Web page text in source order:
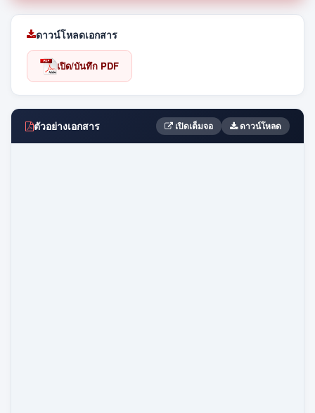
ดาวน์โหลดเอกสาร
เปิด/บันทึก PDF
ตัวอย่างเอกสาร เปิดเต็มจอ ดาวน์โหลด